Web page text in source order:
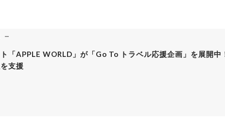
「APPLE WORLD」が「Go To トラベル応援企画」を展開
支援